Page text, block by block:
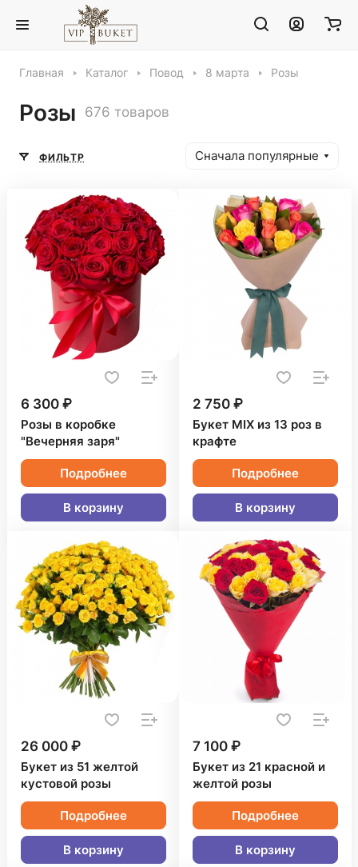
Главная Каталог Повод 8 марта Розы
Розы 676 товаров
ФИЛЬТР Сначала популярные
6 300 ₽
Розы в коробке
"Вечерняя заря"
Подробнее
В корзину
2 750 ₽
Букет MIX из 13 роз в
крафте
Подробнее
В корзину
26 000 ₽
Букет из 51 желтой
кустовой розы
Подробнее
В корзину
7 100 ₽
Букет из 21 красной и
желтой розы
Подробнее
В корзину